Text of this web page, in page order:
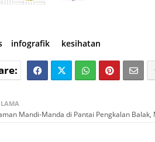
infografik kesihatan
Mandi-Manda di Pantai Pengkalan Balak,